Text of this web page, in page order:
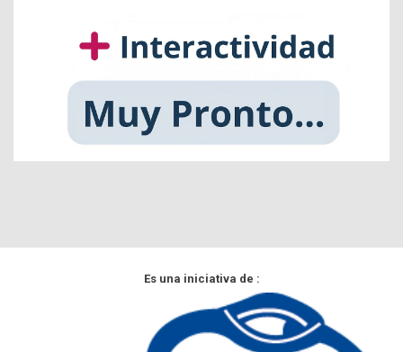
Es una iniciativa de :